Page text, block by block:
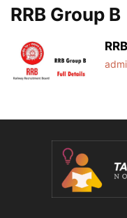
RRB Group B